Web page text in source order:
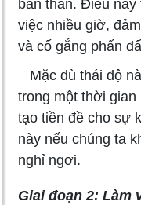
bản thân. Điều
việc nhiều giờ,
và cố gắng phấn
Mặc dù thái độ
trong một thời
tạo tiền đề cho sự
này nếu chúng ta
nghỉ ngơi.
Giai đoạn 2: Làm